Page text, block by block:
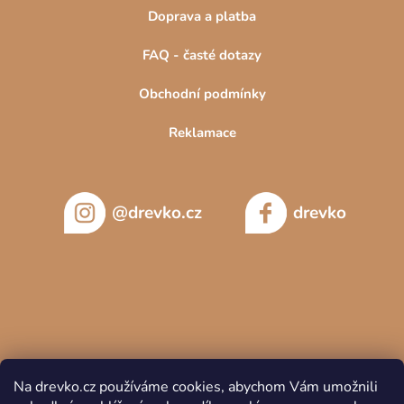
Na drevko.cz používáme cookies, abychom Vám umožnili
Doprava a platba
FAQ - časté dotazy
Obchodní podmínky
Reklamace
@drevko.cz drevko